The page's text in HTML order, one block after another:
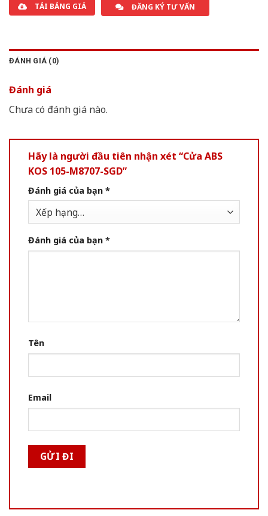
TẢI BẢNG GIÁ ĐĂNG KÝ TƯ VẤN
ĐÁNH GIÁ (0)
Đánh giá
Chưa có đánh giá nào.
Hãy là người đầu tiên nhận xét “Cửa ABS
KOS 105-M8707-SGD”
Đánh giá của bạn *
Đánh giá của bạn *
Tên
Email